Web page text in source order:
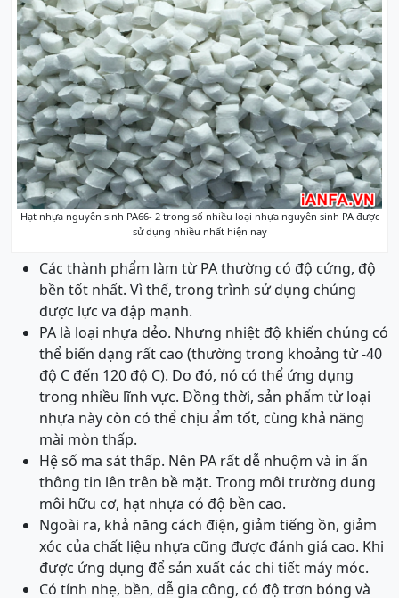
Hạt nhựa nguyên sinh PA66- 2 trong số nhiều loại nhựa nguyên sinh PA được
sử dụng nhiều nhất hiện nay
Các thành phẩm làm từ PA thường có độ cứng, độ
bền tốt nhất. Vì thế, trong trình sử dụng chúng
được lực va đập mạnh.
PA là loại nhựa dẻo. Nhưng nhiệt độ khiến chúng có
thể biến dạng rất cao (thường trong khoảng từ -40
độ C đến 120 độ C). Do đó, nó có thể ứng dụng
trong nhiều lĩnh vực. Đồng thời, sản phẩm từ loại
nhựa này còn có thể chịu ẩm tốt, cùng khả năng
mài mòn thấp.
Hệ số ma sát thấp. Nên PA rất dễ nhuộm và in ấn
thông tin lên trên bề mặt. Trong môi trường dung
môi hữu cơ, hạt nhựa có độ bền cao.
Ngoài ra, khả năng cách điện, giảm tiếng ồn, giảm
xóc của chất liệu nhựa cũng được đánh giá cao. Khi
được ứng dụng để sản xuất các chi tiết máy móc.
Có tính nhẹ, bền, dễ gia công, có độ trơn bóng và